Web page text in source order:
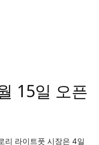
15일 오픈
리 라이트풋 시장은 4일